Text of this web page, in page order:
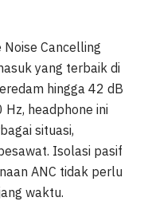
Cancelling
yang terbaik di
hingga 42 dB
headphone ini
situasi,
Isolasi pasif
ANC tidak perlu
waktu.